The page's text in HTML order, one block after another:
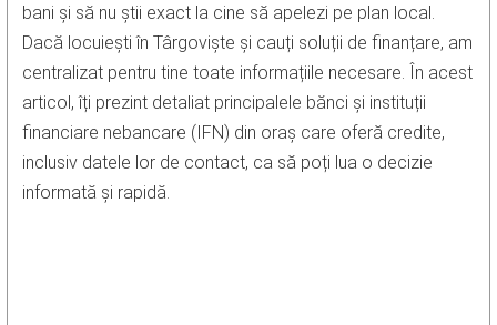
bani și să nu știi exact la cine să apelezi pe plan local.
Dacă locuiești în Târgoviște și cauți soluții de finanțare, am
centralizat pentru tine toate informațiile necesare. În acest
articol, îți prezint detaliat principalele bănci și instituții
financiare nebancare (IFN) din oraș care oferă credite,
inclusiv datele lor de contact, ca să poți lua o decizie
informată și rapidă.